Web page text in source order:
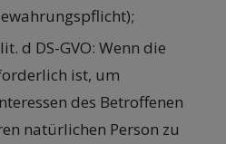
d DS-GVO: Wenn die
ist, um
des Betroffenen
natürlichen Person zu